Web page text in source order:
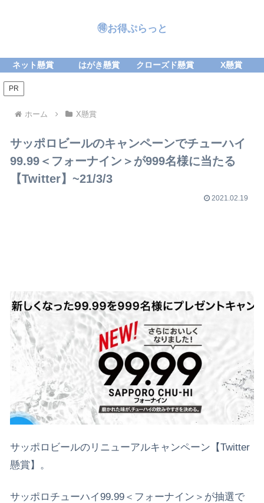
🉐お得ぷらっと
ネット懸賞 はがき懸賞 クローズド懸賞 X懸賞
PR
ホーム X懸賞
サッポロビールのキャンペーンでチューハイ
99.99＜フォーナイン＞が999名様に当たる
【Twitter】~21/3/3
2021.02.19
サッポロビールのリニューアルキャンペーン【Twitter
懸賞】。
サッポロチューハイ99.99＜フォーナイン＞が抽選で